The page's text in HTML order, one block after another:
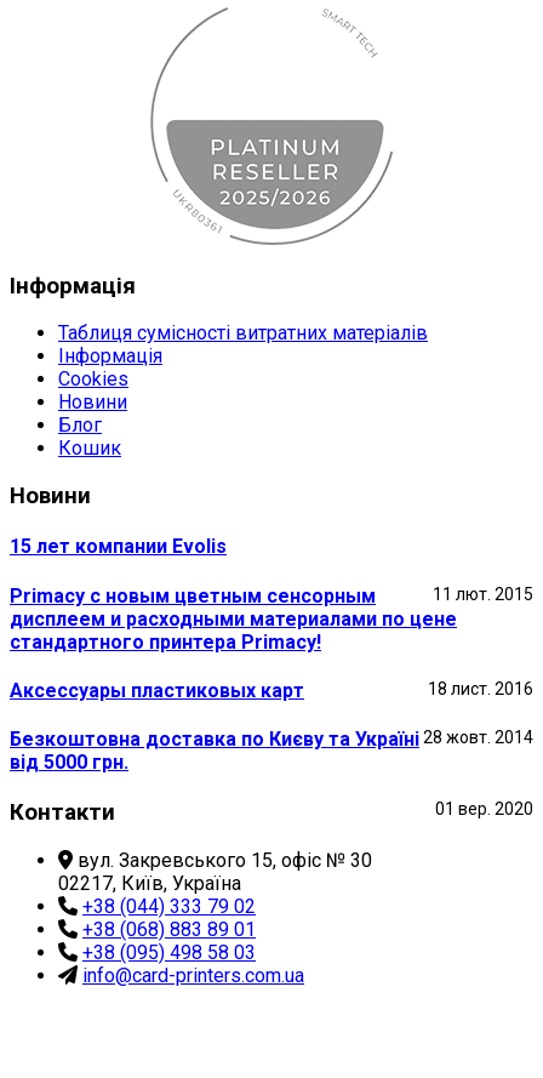
Інформація
Таблиця сумісності витратних матеріалів
Інформація
Cookies
Новини
Блог
Кошик
Новини
15 лет компании Evolis
11 лют. 2015
Primacy с новым цветным сенсорным
дисплеем и расходными материалами по цене
стандартного принтера Primacy!
18 лист. 2016
Аксессуары пластиковых карт
28 жовт. 2014
Безкоштовна доставка по Києву та Україні
від 5000 грн.
01 вер. 2020
Контакти
вул. Закревського 15, офіс № 30
02217, Київ, Україна
+38 (044) 333 79 02
+38 (068) 883 89 01
+38 (095) 498 58 03
info@card-printers.com.ua